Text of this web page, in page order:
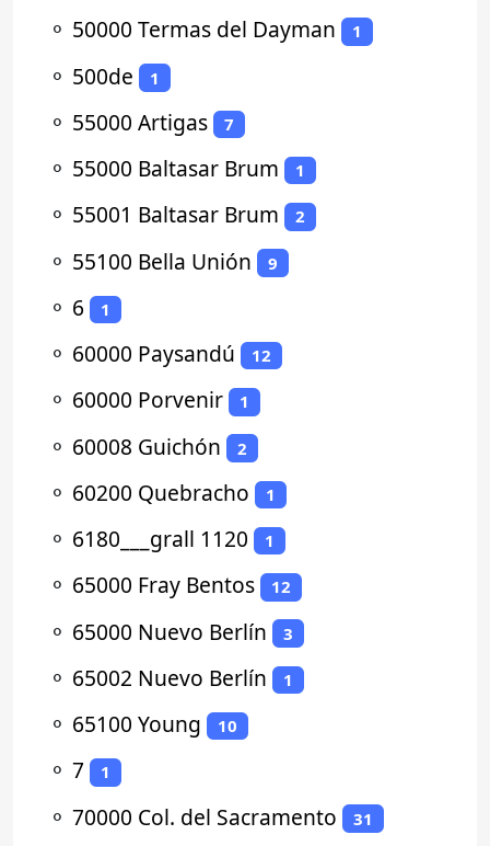
⚬ 50000 Termas del Dayman 1
⚬ 500de 1
⚬ 55000 Artigas 7
⚬ 55000 Baltasar Brum 1
⚬ 55001 Baltasar Brum 2
⚬ 55100 Bella Unión 9
⚬ 6 1
⚬ 60000 Paysandú 12
⚬ 60000 Porvenir 1
⚬ 60008 Guichón 2
⚬ 60200 Quebracho 1
⚬ 6180___grall 1120 1
⚬ 65000 Fray Bentos 12
⚬ 65000 Nuevo Berlín 3
⚬ 65002 Nuevo Berlín 1
⚬ 65100 Young 10
⚬ 7 1
⚬ 70000 Col. del Sacramento 31